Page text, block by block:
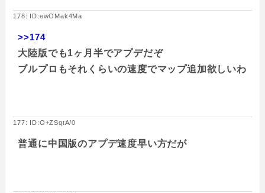
178: ID:ewOMak4Ma
>>174
大陸版でも1ヶ月半でアプデだぞ
ブルプロもそれくらいの速度でマップ追加欲しいわ
177: ID:O+ZSqtA/0
普通に中国版のアプデ速度早い方だが